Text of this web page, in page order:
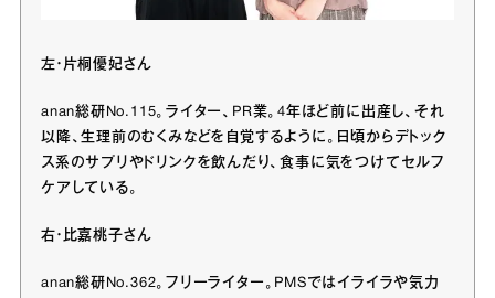
左・片桐優妃さん
anan総研No.115。ライター、PR業。4年ほど前に出産し、それ
以降、生理前のむくみなどを自覚するように。日頃からデトック
ス系のサプリやドリンクを飲んだり、食事に気をつけてセルフ
ケアしている。
右・比嘉桃子さん
anan総研No.362。フリーライター。PMSではイライラや気力